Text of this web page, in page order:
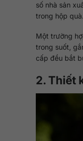
số nhà sản
trong hộp quà.
Một trường
trong suốt,
cấp đều bắt
2. Thiết